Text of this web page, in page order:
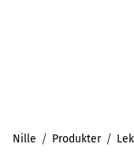
Nille Produkter